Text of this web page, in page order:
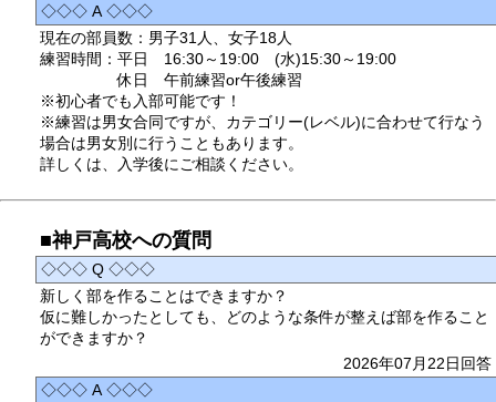
◇◇◇ A ◇◇◇
現在の部員数：男子31人、女子18人
練習時間：平日 16:30～19:00 (水)15:30～19:00
休日 午前練習or午後練習
※初心者でも入部可能です！
※練習は男女合同ですが、カテゴリー(レベル)に合わせて行なう
場合は男女別に行うこともあります。
詳しくは、入学後にご相談ください。
■神戸高校への質問
◇◇◇ Q ◇◇◇
新しく部を作ることはできますか？
仮に難しかったとしても、どのような条件が整えば部を作ること
ができますか？
2026年07月22日回答
◇◇◇ A ◇◇◇